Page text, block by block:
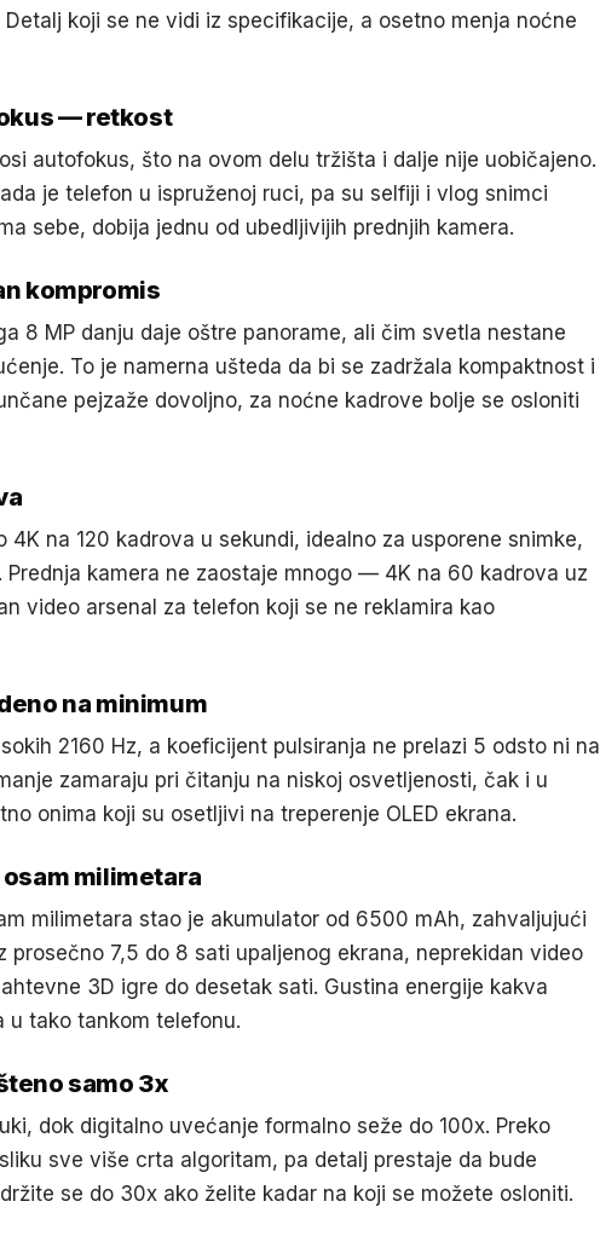
koji se ne vidi iz specifikacije, a osetno menja noćne
— retkost
autofokus, što na ovom delu tržišta i dalje nije uobičajeno.
je telefon u ispruženoj ruci, pa su selfiji i vlog snimci
sebe, dobija jednu od ubedljivijih prednjih kamera.
kompromis
8 MP danju daje oštre panorame, ali čim svetla nestane
To je namerna ušteda da bi se zadržala kompaktnost i
pejzaže dovoljno, za noćne kadrove bolje se osloniti
4K na 120 kadrova u sekundi, idealno za usporene snimke,
kamera ne zaostaje mnogo — 4K na 60 kadrova uz
video arsenal za telefon koji se ne reklamira kao
na minimum
2160 Hz, a koeficijent pulsiranja ne prelazi 5 odsto ni na
zamaraju pri čitanju na niskoj osvetljenosti, čak i u
onima koji su osetljivi na treperenje OLED ekrana.
milimetara
milimetara stao je akumulator od 6500 mAh, zahvaljujući
prosečno 7,5 do 8 sati upaljenog ekrana, neprekidan video
3D igre do desetak sati. Gustina energije kakva
u tako tankom telefonu.
samo 3x
dok digitalno uvećanje formalno seže do 100x. Preko
sve više crta algoritam, pa detalj prestaje da bude
se do 30x ako želite kadar na koji se možete osloniti.